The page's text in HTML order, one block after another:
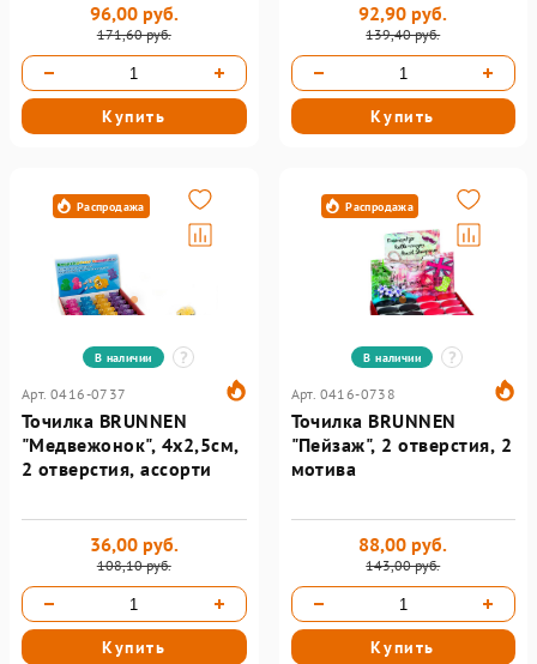
171,60 руб.
96,00 руб.
Купить
139,40 руб.
92,90 руб.
Купить
Распродажа
В наличии
Арт. 0416-0737
Точилка BRUNNEN
"Медвежонок", 4х2,5см,
2 отверстия, ассорти
108,10 руб.
36,00 руб.
Купить
Распродажа
В наличии
Арт. 0416-0738
Точилка BRUNNEN
"Пейзаж", 2 отверстия, 2
мотива
143,00 руб.
88,00 руб.
Купить